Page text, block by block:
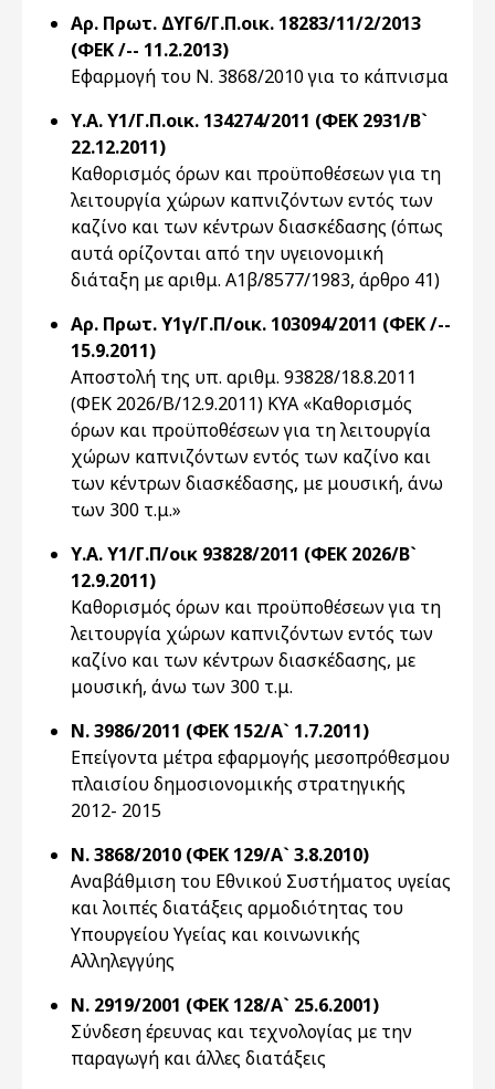
Αρ. Πρωτ. ΔΥΓ6/Γ.Π.οικ. 18283/11/2/2013
(ΦΕΚ /-- 11.2.2013)
Εφαρμογή του Ν. 3868/2010 για το κάπνισμα
Υ.Α. Υ1/Γ.Π.οικ. 134274/2011 (ΦΕΚ 2931/Β`
22.12.2011)
Καθορισμός όρων και προϋποθέσεων για τη
λειτουργία χώρων καπνιζόντων εντός των
καζίνο και των κέντρων διασκέδασης (όπως
αυτά ορίζονται από την υγειονομική
διάταξη με αριθμ. Α1β/8577/1983, άρθρο 41)
Αρ. Πρωτ. Υ1γ/Γ.Π/οικ. 103094/2011 (ΦΕΚ /--
15.9.2011)
Αποστολή της υπ. αριθμ. 93828/18.8.2011
(ΦΕΚ 2026/Β/12.9.2011) ΚΥΑ «Καθορισμός
όρων και προϋποθέσεων για τη λειτουργία
χώρων καπνιζόντων εντός των καζίνο και
των κέντρων διασκέδασης, με μουσική, άνω
των 300 τ.μ.»
Υ.Α. Υ1/Γ.Π/οικ 93828/2011 (ΦΕΚ 2026/Β`
12.9.2011)
Καθορισμός όρων και προϋποθέσεων για τη
λειτουργία χώρων καπνιζόντων εντός των
καζίνο και των κέντρων διασκέδασης, με
μουσική, άνω των 300 τ.μ.
Ν. 3986/2011 (ΦΕΚ 152/Α` 1.7.2011)
Επείγοντα μέτρα εφαρμογής μεσοπρόθεσμου
πλαισίου δημοσιονομικής στρατηγικής
2012- 2015
Ν. 3868/2010 (ΦΕΚ 129/Α` 3.8.2010)
Αναβάθμιση του Εθνικού Συστήματος υγείας
και λοιπές διατάξεις αρμοδιότητας του
Υπουργείου Υγείας και κοινωνικής
Αλληλεγγύης
Ν. 2919/2001 (ΦΕΚ 128/Α` 25.6.2001)
Σύνδεση έρευνας και τεχνολογίας με την
παραγωγή και άλλες διατάξεις